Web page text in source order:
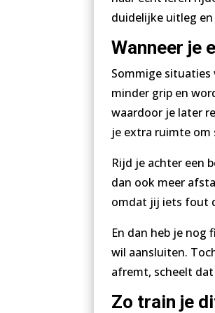
duidelijke uitleg en
Wanneer je
Sommige
minder grip en
waardoor je later
je extra ruimte om
Rijd je achter een
dan ook meer
omdat jij iets fout
En dan heb je nog
wil aansluiten.
afremt, scheelt
Zo train je